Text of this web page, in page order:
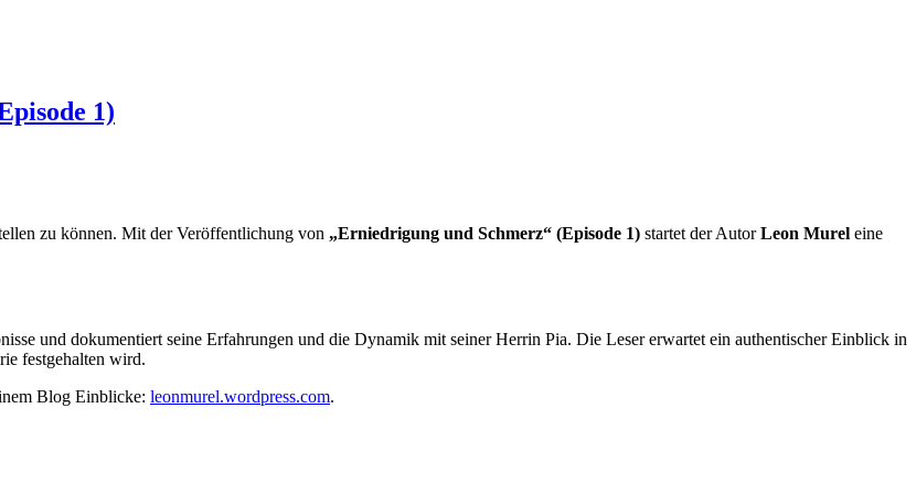
1)
zu können. Mit der Veröffentlichung von „Erniedrigung und Schmerz“ (Episode 1) startet der AutorLeon Murel eine
und dokumentiert seine Erfahrungen und die Dynamik mit seiner Herrin Pia. Die Leser erwartet ein authentischer Einblick in
festgehalten wird.
Blog Einblicke: leonmurel.wordpress.com.